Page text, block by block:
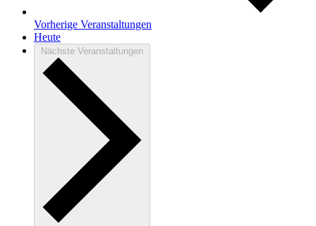
Vorherige Veranstaltungen
Heute
Nächste Veranstaltungen